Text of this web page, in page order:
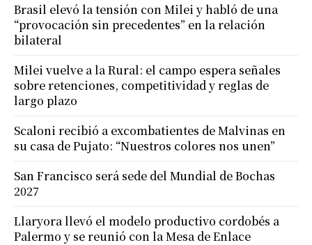
Brasil elevó la tensión con Milei y habló de una
“provocación sin precedentes” en la relación
bilateral
Milei vuelve a la Rural: el campo espera señales
sobre retenciones, competitividad y reglas de
largo plazo
Scaloni recibió a excombatientes de Malvinas en
su casa de Pujato: “Nuestros colores nos unen”
San Francisco será sede del Mundial de Bochas
2027
Llaryora llevó el modelo productivo cordobés a
Palermo y se reunió con la Mesa de Enlace